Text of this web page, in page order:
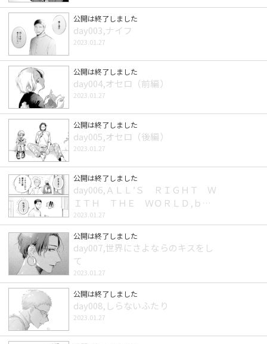
公開は終了しました
day003,ナイフ
2023.01.27
公開は終了しました
day004,オセロ（前編）
2023.01.27
公開は終了しました
day005,オセロ（後編）
2023.01.27
公開は終了しました
day006,ＡＬＬ’Ｓ ＲＩＧＨＴ Ｗ
ＩＴＨ ＴＨＥ ＷＯＲＬＤ,ｂｕ
ｔ
2023.01.27
公開は終了しました
day007,世界にさよならのキスをし
て
2023.01.27
公開は終了しました
day008,しらないふたり
2023.01.27